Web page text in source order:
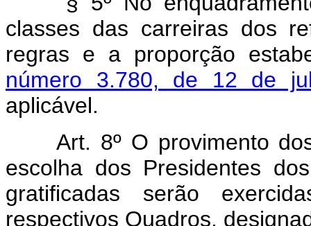
classes das carreiras dos
regras e a proporção
número 3.780, de 12 de
aplicável.
Art. 8º O provimento
escolha dos Presidentes
gratificadas serão
respectivos Quadros,